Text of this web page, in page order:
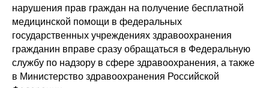
нарушения прав граждан на получение бесплатной
медицинской помощи в федеральных
государственных учреждениях здравоохранения
гражданин вправе сразу обращаться в Федеральную
службу по надзору в сфере здравоохранения, а также
в Министерство здравоохранения Российской